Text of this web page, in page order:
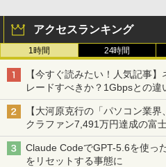
アクセスランキング
1時間 24時間
【今すぐ読みたい！人気記事
レードすべきか？1Gbpsとの
Watch
【大河原克行の「パソコン業界
クラファン7,491万円達成の富
の静音化を追求
Claude CodeでGPT-5.6を使っ
をリセットする事態に